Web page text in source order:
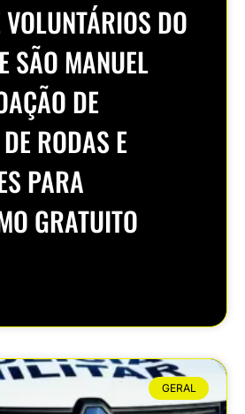
DO
SÃO MANUEL
DE
RODAS E
PARA
GRATUITO
GERAL